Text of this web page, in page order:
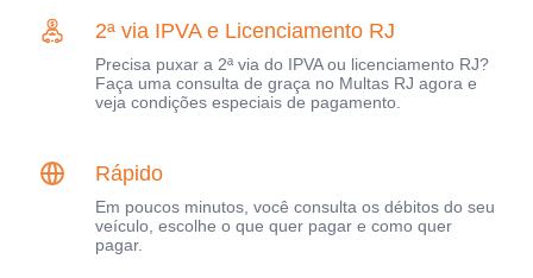
2ª via IPVA e Licenciamento RJ
Precisa puxar a 2ª via do IPVA ou licenciamento RJ?
Faça uma consulta de graça no Multas RJ agora e
veja condições especiais de pagamento.
Rápido
Em poucos minutos, você consulta os débitos do seu
veículo, escolhe o que quer pagar e como quer
pagar.